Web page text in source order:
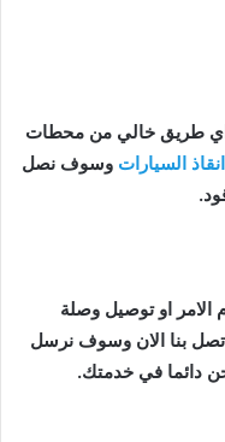
اي طريق خالي من محطات
انقاذ السيارات وسوف نصل
الامر او توصيل وصلة
بنا الان وسوف نرسل
دائما في خدمتك.